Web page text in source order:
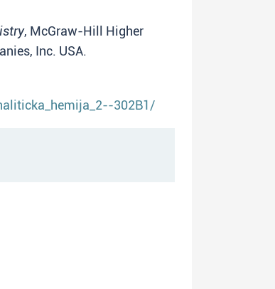
, McGraw-Hill Higher
Inc. USA.
302B1/